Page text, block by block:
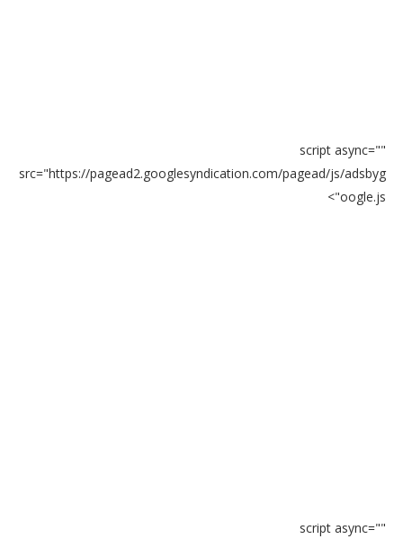
script async=""
src="https://pagead2.googlesyndication.com/pagead/js/adsbyg
oogle.js">
script async=""